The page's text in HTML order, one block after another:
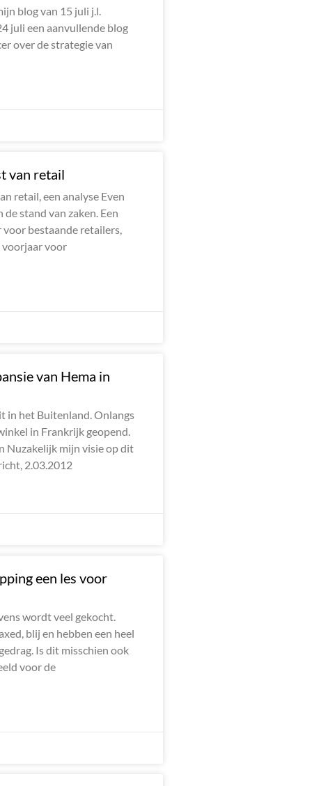
blog van 15 juli j.l.
juli een aanvullende blog
over de strategie van
van retail
retail, een analyse Even
de stand van zaken. Een
bestaande retailers,
voorjaar voor
van Hema in
in het Buitenland. Onlangs
in Frankrijk geopend.
Nuzakelijk mijn visie op dit
2.03.2012
een les voor
wordt veel gekocht.
blij en hebben een heel
Is dit misschien ook
voor de